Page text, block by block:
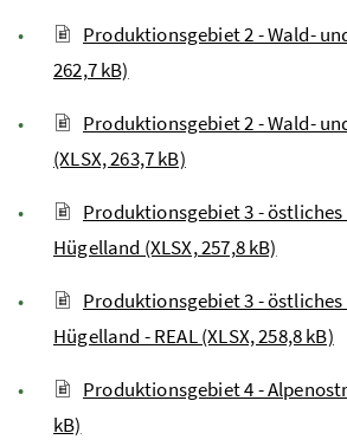
Produktionsgebiet 2 - Wald-
262,7 kB)
Produktionsgebiet 2 - Wald-
(XLSX, 263,7 kB)
Produktionsgebiet 3 - östliches
Hügelland (XLSX, 257,8 kB)
Produktionsgebiet 3 - östliches
Hügelland - REAL (XLSX, 258,8 kB)
Produktionsgebiet 4 -
kB)